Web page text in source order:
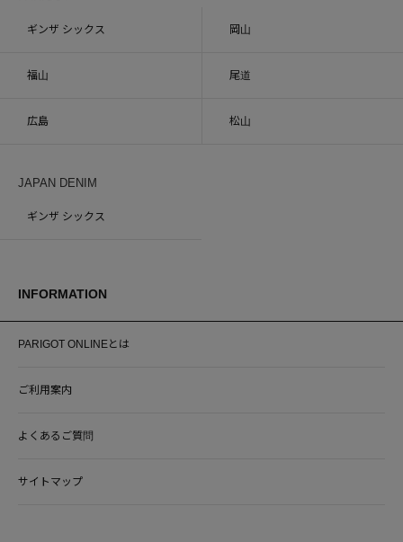
ギンザ シックス 岡山
福山 尾道
広島 松山
JAPAN DENIM
ギンザ シックス
INFORMATION
PARIGOT ONLINEとは
ご利用案内
よくあるご質問
サイトマップ